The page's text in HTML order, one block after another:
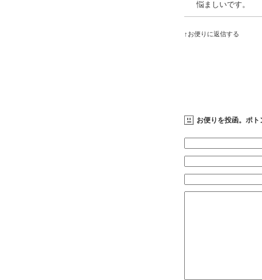
悩ましいです。
↑お便りに返信する
お便りを投函。ポト